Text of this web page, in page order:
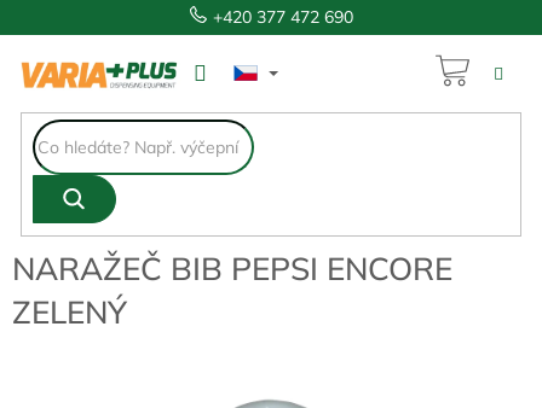
na
+420 377 472 690
NARAŽEČ BIB PEPSI ENCORE
ZELENÝ
661 Kč